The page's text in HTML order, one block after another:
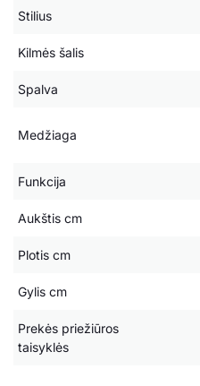
Stilius
Kilmės šalis
Spalva
Medžiaga
Funkcija
Aukštis cm
Plotis cm
Gylis cm
Prekės priežiūros
taisyklės